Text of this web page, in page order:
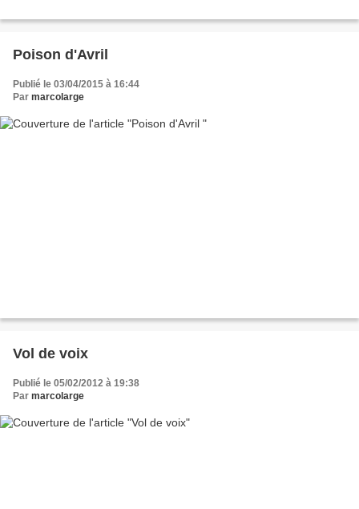
Poison d'Avril
Publié le 03/04/2015 à 16:44
Par marcolarge
Vol de voix
Publié le 05/02/2012 à 19:38
Par marcolarge